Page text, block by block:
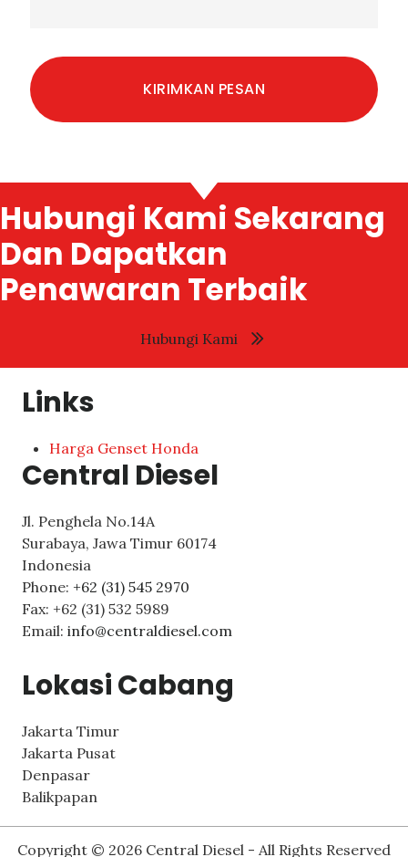
Hubungi Kami Sekarang
Dan Dapatkan
Penawaran Terbaik
Hubungi Kami
Links
Harga Genset Honda
Central Diesel
Jl. Penghela No.14A
Surabaya, Jawa Timur 60174
Indonesia
Phone: +62 (31) 545 2970
Fax: +62 (31) 532 5989
Email: info@centraldiesel.com
Lokasi Cabang
Jakarta Timur
Jakarta Pusat
Denpasar
Balikpapan
Copyright © 2026 Central Diesel - All Rights Reserved